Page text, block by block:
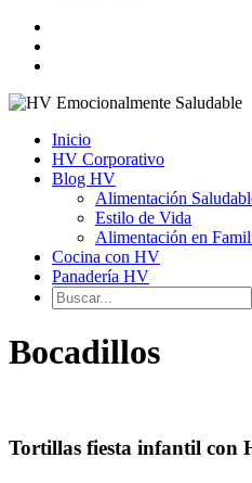
Inicio
HV Corporativo
Blog HV
Alimentación
Estilo de Vida
Alimentación en
Cocina con HV
Panadería HV
Bocadillos
Tortillas fiesta infantil con